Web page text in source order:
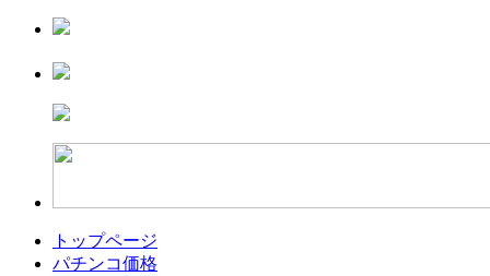
トップページ
パチンコ価格